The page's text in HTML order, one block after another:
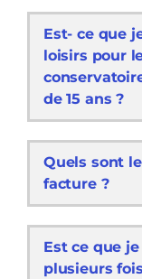
Est- ce que
loisirs pour
de 15 ans ?
Quels sont
facture ?
Est ce que
plusieurs